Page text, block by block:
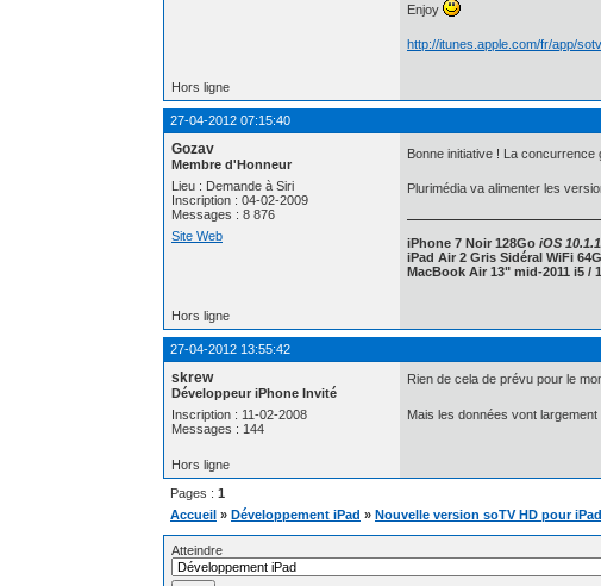
Enjoy
http://itunes.apple.com/fr/app/
Hors ligne
27-04-2012 07:15:40
Gozav
Membre d'Honneur
Lieu : Demande à Siri
Inscription : 04-02-2009
Messages : 8 876
Site Web
Bonne initiative ! La
Plurimédia va alimenter les
iPhone 7 Noir 128Go iOS 10.1.1
iPad Air 2 Gris Sidéral WiFi
MacBook Air 13" mid-2011 i5 /
Hors ligne
27-04-2012 13:55:42
skrew
Développeur iPhone Invité
Inscription : 11-02-2008
Messages : 144
Rien de cela de prévu pour le
Mais les données vont
Hors ligne
Pages : 1
Accueil » Développement iPad » Nouvelle version soTV HD pour
Atteindre